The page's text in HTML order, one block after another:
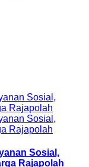
Sosial,
Rajapolah